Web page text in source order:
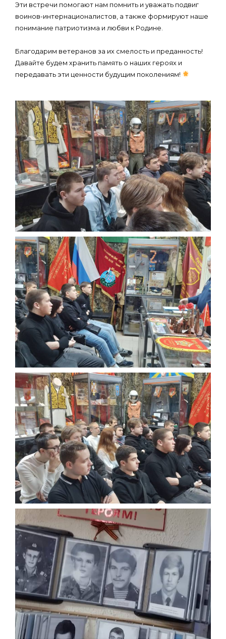
Эти встречи помогают нам помнить и уважать подвиг
воинов-интернационалистов, а также формируют наше
понимание патриотизма и любви к Родине.
Благодарим ветеранов за их смелость и преданность!
Давайте будем хранить память о наших героях и
передавать эти ценности будущим поколениям!